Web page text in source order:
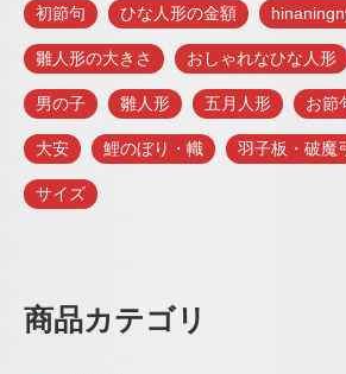
初節句 ひな人形の金額
雛人形の大きさ おしゃれなひな人形
男の子 雛人形 五月人形 お節
大安 鯉のぼり・幟 羽子板・破魔
サイズ
商品カテゴリ